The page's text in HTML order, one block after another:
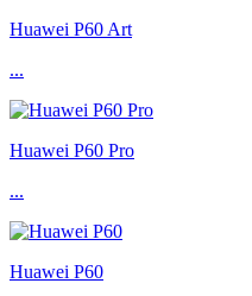
Huawei P60 Art
...
Huawei P60 Pro
...
Huawei P60